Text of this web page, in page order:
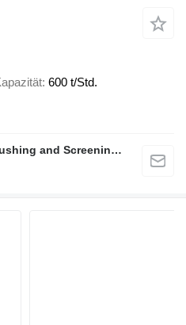
600 t/Std.
FABO Mobile & Stationary Crushing and Screening Plants | Concrete Batching Plants Manufacturer